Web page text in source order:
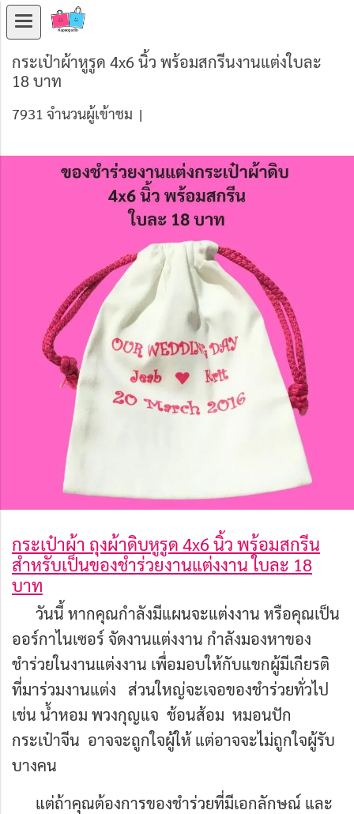
กระเป๋าผ้าหูรูด 4x6 นิ้ว พร้อมสกรีนงานแต่งใบละ
18 บาท
7931 จำนวนผู้เข้าชม |
กระเป๋าผ้า ถุงผ้าดิบหูรูด 4x6 นิ้ว พร้อมสกรีน
สำหรับเป็นของชำร่วยงานแต่งงาน ใบละ 18
บาท
วันนี้ หากคุณกำลังมีแผนจะแต่งงาน หรือคุณเป็น
ออร์กาไนเซอร์ จัดงานแต่งงาน กำลังมองหาของ
ชำร่วยในงานแต่งงาน เพื่อมอบให้กับแขกผู้มีเกียรติ
ที่มาร่วมงานแต่ง ส่วนใหญ่จะเจอของชำร่วยทั่วไป
เช่น น้ำหอม พวงกุญแจ ช้อนส้อม หมอนปัก
กระเป๋าจีน อาจจะถูกใจผู้ให้ แต่อาจจะไม่ถูกใจผู้รับ
บางคน
แต่ถ้าคุณต้องการของชำร่วยที่มีเอกลักษณ์ และ